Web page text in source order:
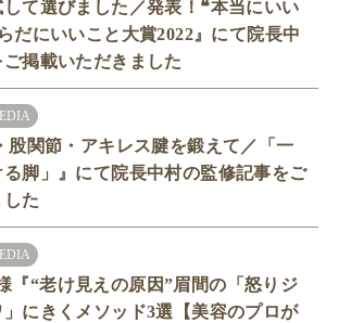
て選びました／発表！❝本当にいい
だにいいこと大賞2022』にて院長中
掲載いただきました
股関節・アキレス腱を鍛えて／「一
脚」』にて院長中村の監修記事をご
た
『“老け見えの原因”眉間の「怒りジ
にきくメソッド3選【美容のプロが